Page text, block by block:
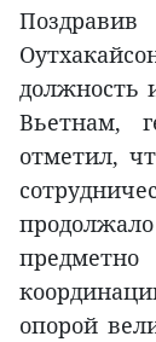
должность
Вьетнам,
отметил,
предметно
опорой